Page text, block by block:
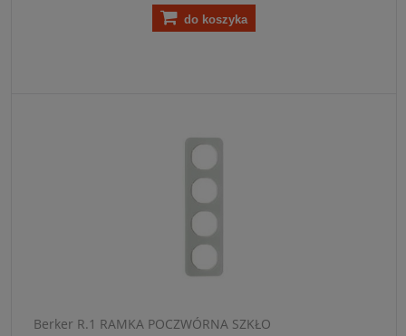
do koszyka
Berker R.1 RAMKA POCZWÓRNA SZKŁO